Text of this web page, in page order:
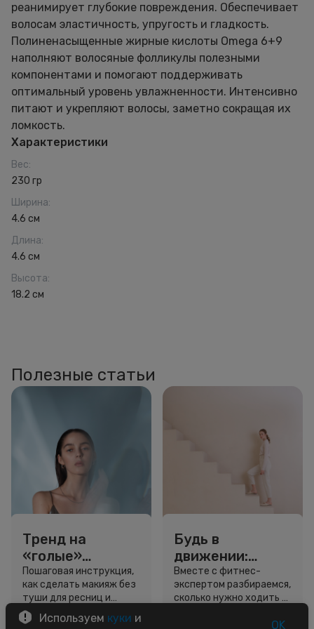
реанимирует глубокие повреждения. Обеспечивает
волосам эластичность, упругость и гладкость.
Полиненасыщенные жирные кислоты Omega 6+9
наполняют волосяные фолликулы полезными
компонентами и помогают поддерживать
оптимальный уровень увлажненности. Интенсивно
питают и укрепляют волосы, заметно сокращая их
ломкость.
Характеристики
Вес:
230 гр
Ширина:
4.6 см
Длина:
4.6 см
Высота:
18.2 см
Полезные статьи
Тренд на
«голые»
ресницы: как
выглядеть
свежо, не
используя тушь
Пошаговая инструкция,
как сделать макияж без
туши для ресниц и
звёздный образ для
вдохновения.
Будь в
движении:
сколько нужно
шагов для
красоты и
Вместе с фитнес-
экспертом разбираемся,
сколько нужно ходить и
Используем куки и
OK